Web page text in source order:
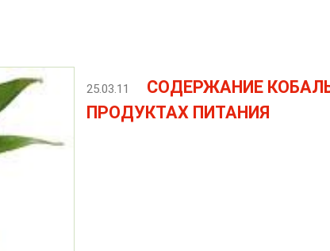
25.03.11
СОДЕРЖАНИЕ
ПРОДУКТАХ ПИТАНИЯ